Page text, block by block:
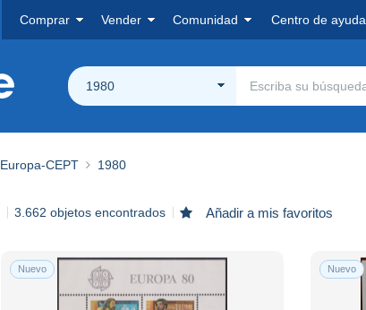
Comprar Vender Comunidad Centro de ayuda
1980
Europa-CEPT 1980
3.662 objetos encontrados Añadir a mis favoritos
Nuevo Nuevo